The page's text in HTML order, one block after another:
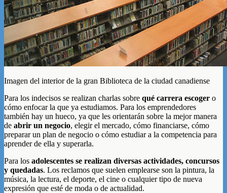
Imagen del interior de la gran Biblioteca de la ciudad canadiense
Para los indecisos se realizan charlas sobre qué carrera escoger o
cómo enfocar la que ya estudiamos. Para los emprendedores
también hay un hueco, ya que les orientarán sobre la mejor manera
de abrir un negocio, elegir el mercado, cómo financiarse, cómo
preparar un plan de negocio o cómo estudiar a la competencia para
aprender de ella y superarla.
Para los adolescentes se realizan diversas actividades, concursos
y quedadas. Los reclamos que suelen emplearse son la pintura, la
música, la lectura, el deporte, el cine o cualquier tipo de nueva
expresión que esté de moda o de actualidad.